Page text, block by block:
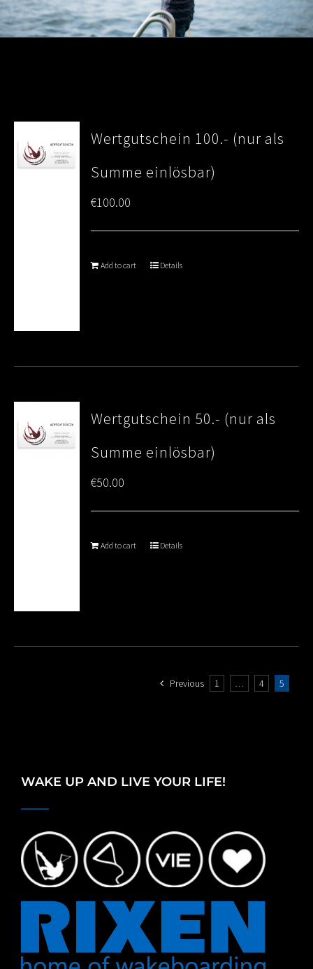
Wertgutschein 100.- (nur als
Summe einlösbar)
€100.00
Add to cart Details
Wertgutschein 50.- (nur als
Summe einlösbar)
€50.00
Add to cart Details
Previous 1 … 4 5
WAKE UP AND LIVE YOUR LIFE!